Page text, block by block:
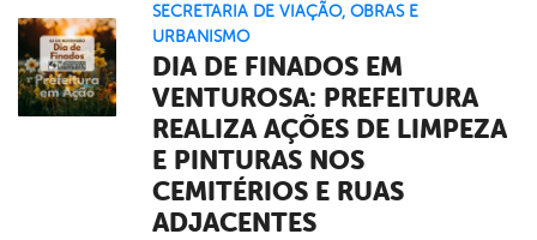
SECRETARIA DE VIAÇÃO, OBRAS E
URBANISMO
DIA DE FINADOS EM
VENTUROSA: PREFEITURA
REALIZA AÇÕES DE LIMPEZA
E PINTURAS NOS
CEMITÉRIOS E RUAS
ADJACENTES